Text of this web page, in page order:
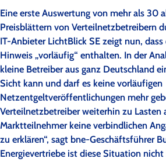
Eine erste Auswertung von mehr als 30
Preisblättern von Verteilnetzbetreibern
IT-Anbieter LichtBlick SE zeigt nun,
Hinweis „vorläufig“ enthalten. In der
kleine Betreiber aus ganz Deutschland
Sicht kann und darf es keine vorläufigen
Netzentgeltveröffentlichungen mehr
Verteilnetzbetreiber weiterhin zu Lasten
Marktteilnehmer keine verbindlichen
zu erklären“, sagt bne-Geschäftsführer
Energievertriebe ist diese Situation